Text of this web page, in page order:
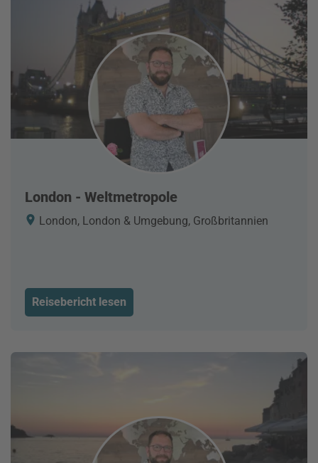
London - Weltmetropole
London, London & Umgebung, Großbritannien
Reisebericht lesen